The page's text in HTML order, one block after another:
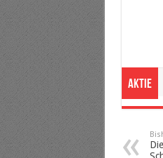
Aktie